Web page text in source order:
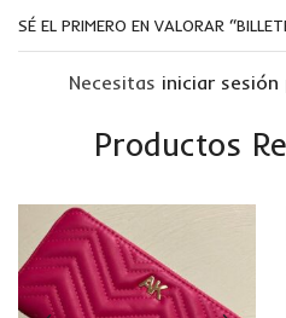
SÉ EL PRIMERO EN VALORAR
Necesitas iniciar sesión
Productos